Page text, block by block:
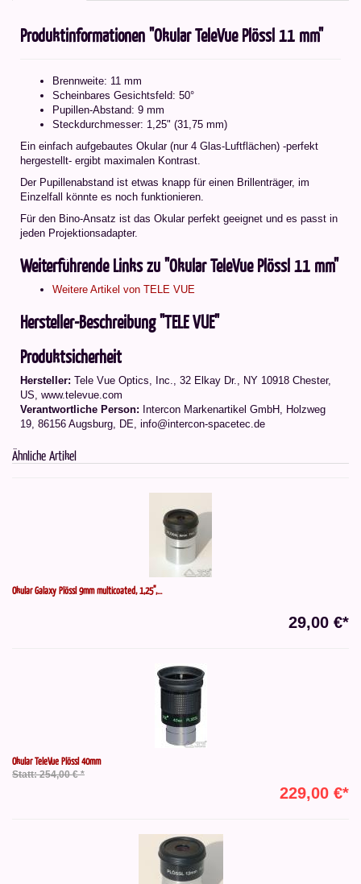
Produktinformationen "Okular TeleVue Plössl 11 mm"
Brennweite: 11 mm
Scheinbares Gesichtsfeld: 50°
Pupillen-Abstand: 9 mm
Steckdurchmesser: 1,25" (31,75 mm)
Ein einfach aufgebautes Okular (nur 4 Glas-Luftflächen) -perfekt
hergestellt- ergibt maximalen Kontrast.
Der Pupillenabstand ist etwas knapp für einen Brillenträger, im
Einzelfall könnte es noch funktionieren.
Für den Bino-Ansatz ist das Okular perfekt geeignet und es passt in
jeden Projektionsadapter.
Weiterführende Links zu "Okular TeleVue Plössl 11 mm"
Weitere Artikel von TELE VUE
Hersteller-Beschreibung "TELE VUE"
Produktsicherheit
Hersteller: Tele Vue Optics, Inc., 32 Elkay Dr., NY 10918 Chester,
US, www.televue.com
Verantwortliche Person: Intercon Markenartikel GmbH, Holzweg
19, 86156 Augsburg, DE, info@intercon-spacetec.de
Ähnliche Artikel
Okular Galaxy Plössl 9mm multicoated, 1,25",...
29,00 €*
Okular TeleVue Plössl 40mm
Statt: 254,00 € *
229,00 €*